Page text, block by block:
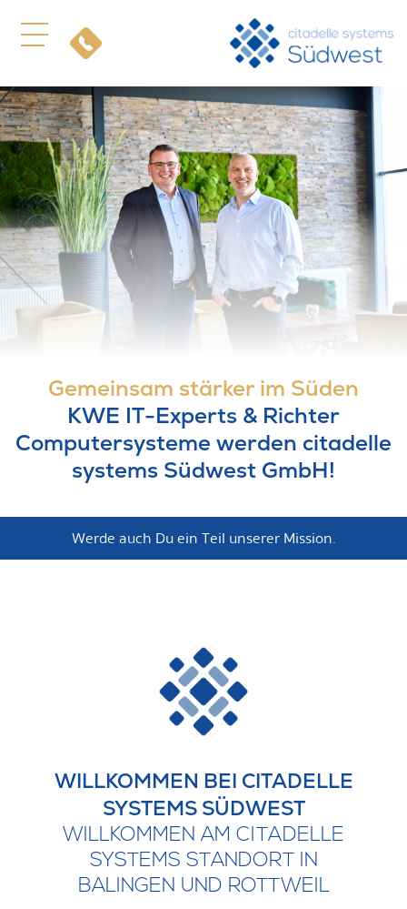
Gemeinsam stärker im Süden
KWE IT-Experts & Richter
Computersysteme werden citadelle
systems Südwest GmbH!
Werde auch Du ein Teil unserer Mission.
WILLKOMMEN BEI CITADELLE
SYSTEMS SÜDWEST
WILLKOMMEN AM CITADELLE
SYSTEMS STANDORT IN
BALINGEN UND ROTTWEIL